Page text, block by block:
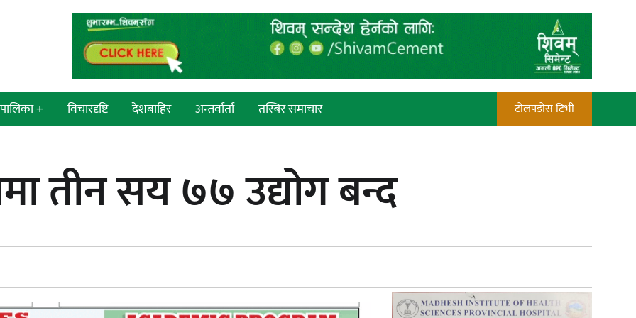
+
प्रदेश
प्रदेश
विचारदृष्टि देशबाहिर अन्तर्वार्ता तस्बिर समाचार टोलपडोस टिभी
दायित्व महत्त्वपूर्ण हुन्छ : मेयर मण्डल
निकै बलियो र जीवन्त विकास
भयो : जनमत पत्रकार संघ
तीन सय ७७ उद्योग बन्द